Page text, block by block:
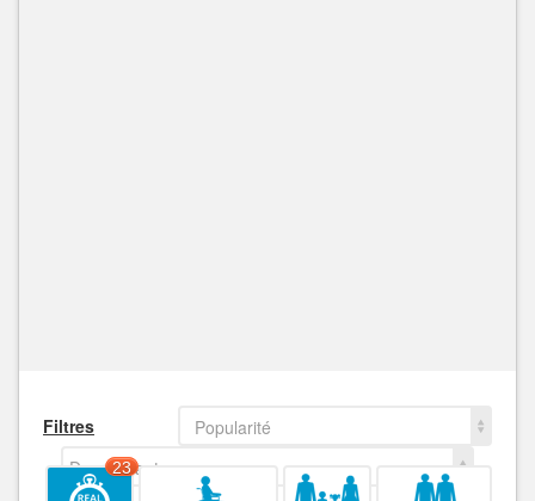
Filtres
Popularité
Decroissant
23